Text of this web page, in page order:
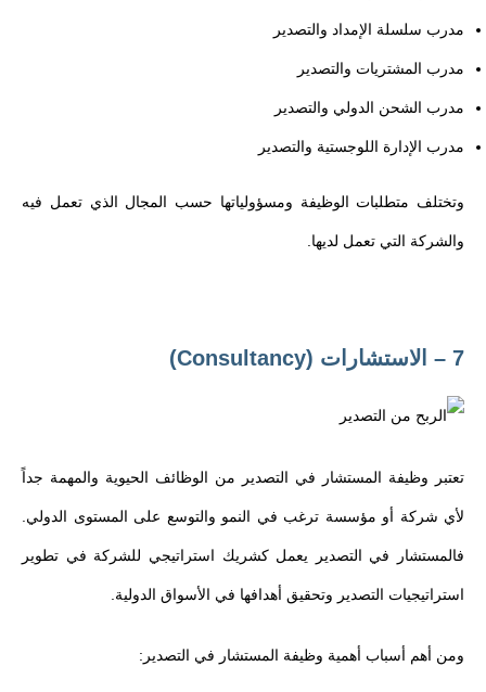
مدرب سلسلة الإمداد والتصدير
مدرب المشتريات والتصدير
مدرب الشحن الدولي والتصدير
مدرب الإدارة اللوجستية والتصدير
وتختلف متطلبات الوظيفة ومسؤولياتها حسب المجال الذي تعمل فيه
والشركة التي تعمل لديها.
7 – الاستشارات (Consultancy)
تعتبر وظيفة المستشار في التصدير من الوظائف الحيوية والمهمة جداً
لأي شركة أو مؤسسة ترغب في النمو والتوسع على المستوى الدولي.
فالمستشار في التصدير يعمل كشريك استراتيجي للشركة في تطوير
استراتيجيات التصدير وتحقيق أهدافها في الأسواق الدولية.
ومن أهم أسباب أهمية وظيفة المستشار في التصدير: